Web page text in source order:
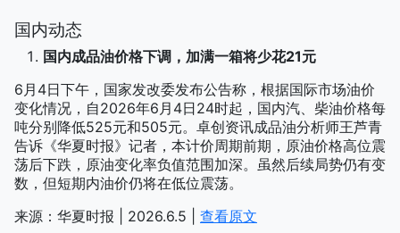
国内动态
国内成品油价格下调，加满一箱将少花21元
6月4日下午，国家发改委发布公告称，根据国际市场油价
变化情况，自2026年6月4日24时起，国内汽、柴油价格每
吨分别降低525元和505元。卓创资讯成品油分析师王芦青
告诉《华夏时报》记者，本计价周期前期，原油价格高位震
荡后下跌，原油变化率负值范围加深。虽然后续局势仍有变
数，但短期内油价仍将在低位震荡。
来源：华夏时报 | 2026.6.5 | 查看原文